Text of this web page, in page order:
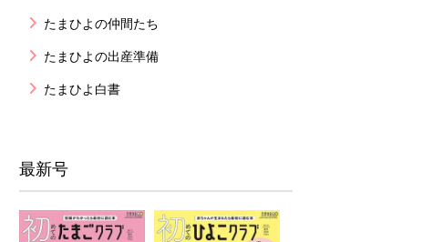
たまひよの仲間たち
たまひよの出産準備
たまひよ白書
最新号